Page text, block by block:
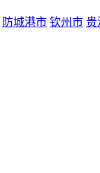
防城港市 钦州市 贵